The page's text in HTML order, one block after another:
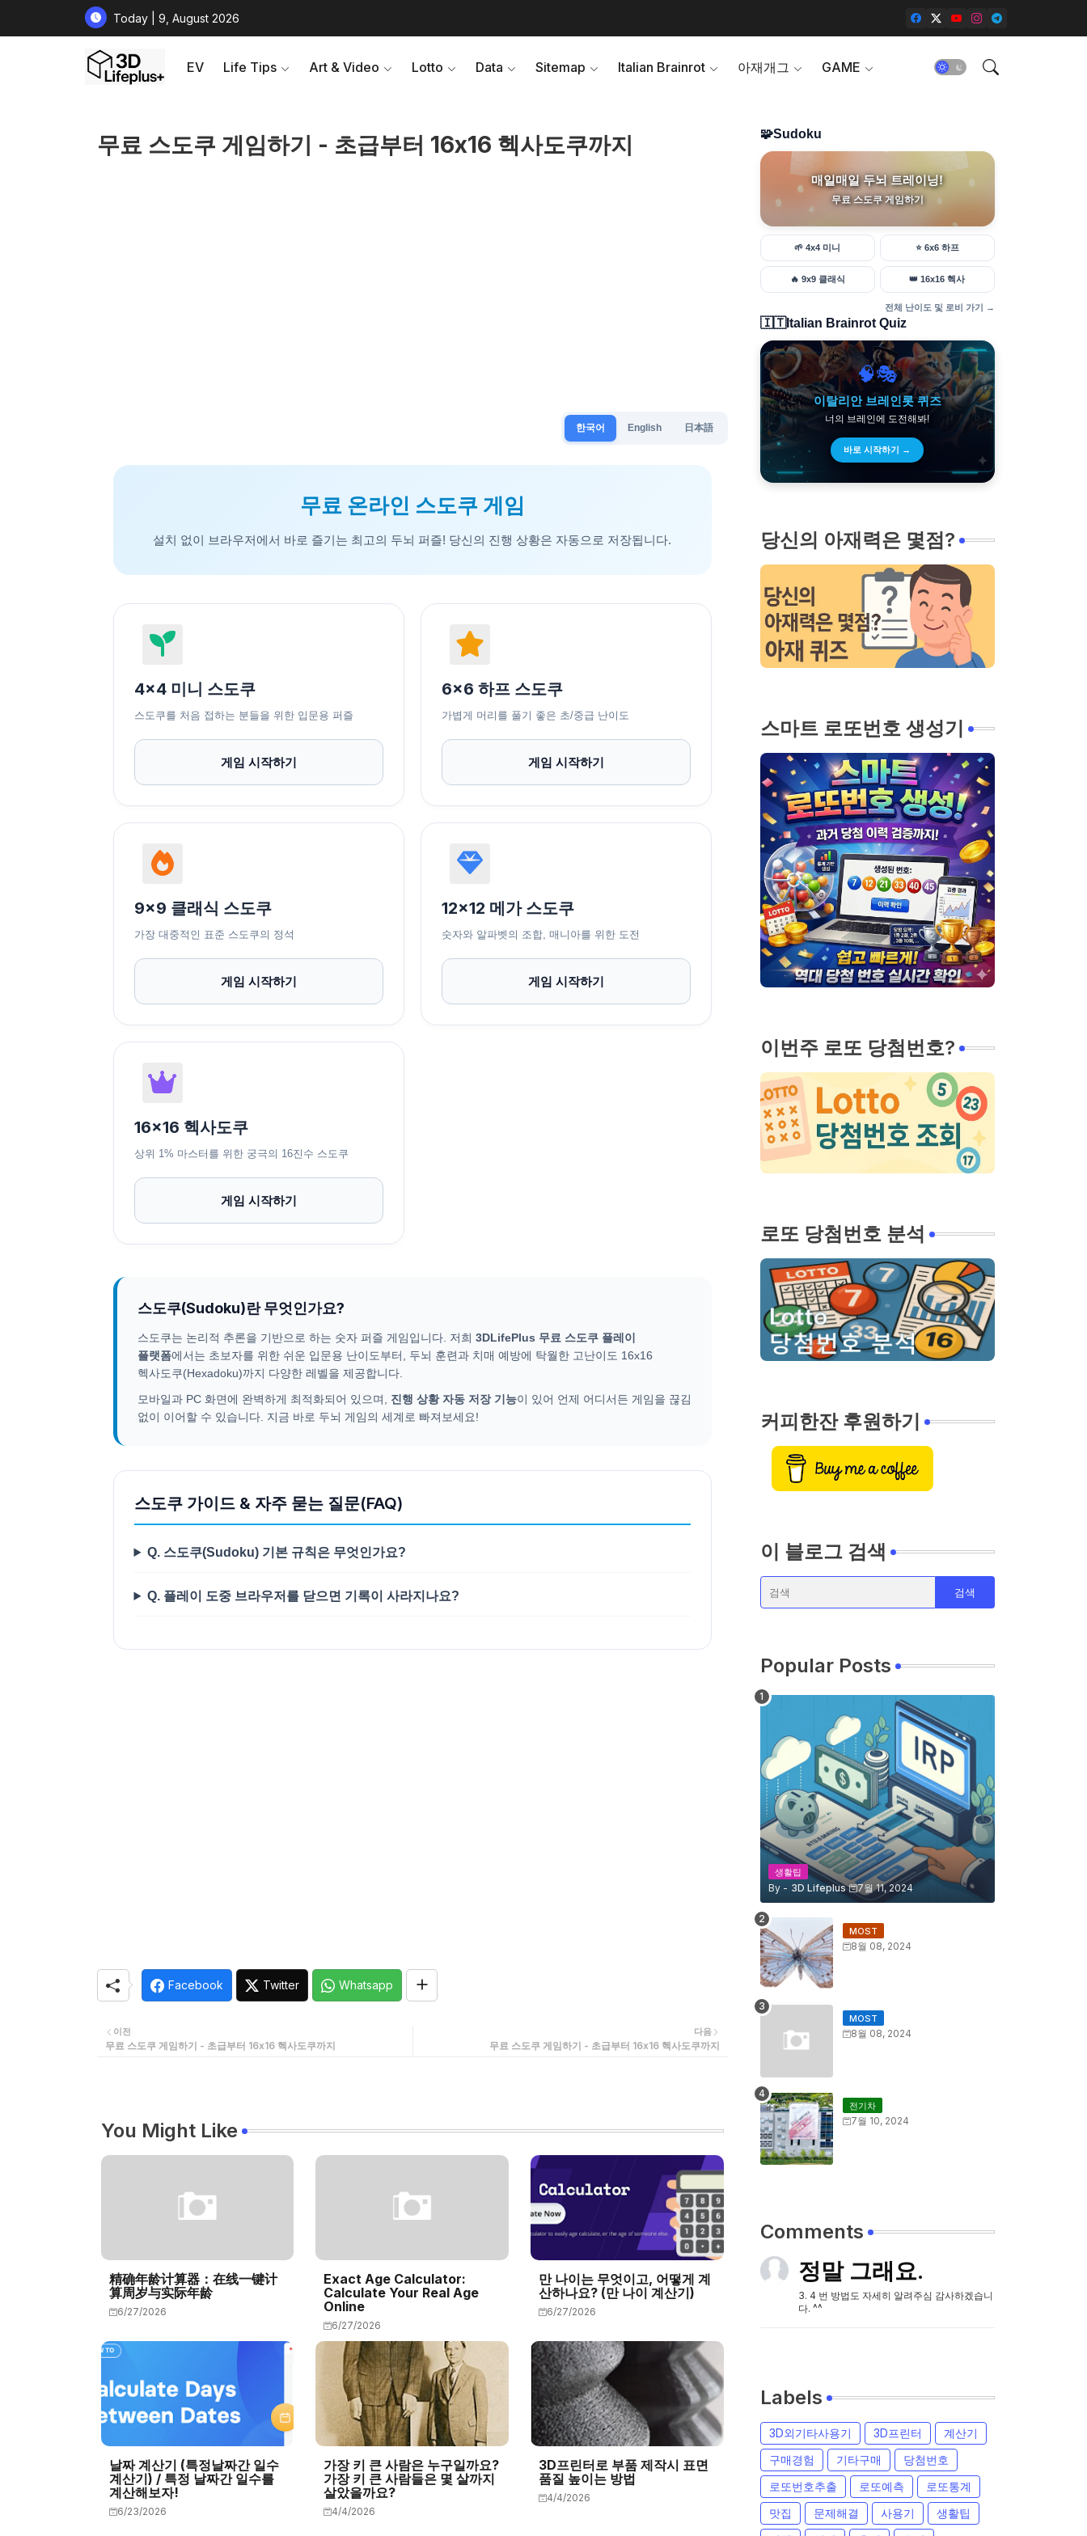
Today | 9, August 2026
EV Life Tips Art & Video Lotto Data Sitemap Italian Brainrot 아재개그 GAME
무료 스도쿠 게임하기 - 초급부터 16x16 헥사도쿠까지
한국어 English 日本語
무료 온라인 스도쿠 게임
설치 없이 브라우저에서 바로 즐기는 최고의 두뇌 퍼즐! 당신의 진행 상황은 자동으로 저장됩니다.
4x4 미니 스도쿠
스도쿠를 처음 접하는 분들을 위한 입문용 퍼즐
게임 시작하기
6x6 하프 스도쿠
가볍게 머리를 풀기 좋은 초/중급 난이도
게임 시작하기
9x9 클래식 스도쿠
가장 대중적인 표준 스도쿠의 정석
게임 시작하기
12x12 메가 스도쿠
숫자와 알파벳의 조합, 매니아를 위한 도전
게임 시작하기
16x16 헥사도쿠
상위 1% 마스터를 위한 궁극의 16진수 스도쿠
게임 시작하기
스도쿠(Sudoku)란 무엇인가요?
스도쿠는 논리적 추론을 기반으로 하는 숫자 퍼즐 게임입니다. 저희 3DLifePlus 무료 스도쿠 플레이
플랫폼에서는 초보자를 위한 쉬운 입문용 난이도부터, 두뇌 훈련과 치매 예방에 탁월한 고난이도 16x16
헥사도쿠(Hexadoku)까지 다양한 레벨을 제공합니다.
모바일과 PC 화면에 완벽하게 최적화되어 있으며, 진행 상황 자동 저장 기능이 있어 언제 어디서든 게임을 끊김
없이 이어할 수 있습니다. 지금 바로 두뇌 게임의 세계로 빠져보세요!
스도쿠 가이드 & 자주 묻는 질문(FAQ)
Q. 스도쿠(Sudoku) 기본 규칙은 무엇인가요?
Q. 플레이 도중 브라우저를 닫으면 기록이 사라지나요?
Facebook Twitter Whatsapp
다음
무료 스도쿠 게임하기 - 초급부터 16x16 헥사도쿠까지
이전
무료 스도쿠 게임하기 - 초급부터 16x16 헥사도쿠까지
You Might Like
精确年龄计算器：在线一键计
算周岁与实际年龄
6/27/2026
Exact Age Calculator:
Calculate Your Real Age
Online
6/27/2026
만 나이는 무엇이고, 어떻게 계
산하나요? (만 나이 계산기)
6/27/2026
날짜 계산기 (특정날짜간 일수
계산기) / 특정 날짜간 일수를
계산해보자!
6/23/2026
가장 키 큰 사람은 누구일까요?
가장 키 큰 사람들은 몇 살까지
살았을까요?
4/4/2026
3D프린터로 부품 제작시 표면
품질 높이는 방법
4/4/2026
🧩Sudoku
매일매일 두뇌 트레이닝!
무료 스도쿠 게임하기
🌱 4x4 미니 ⭐ 6x6 하프
🔥 9x9 클래식 👑 16x16 헥사
전체 난이도 및 로비 가기 →
🇮🇹Italian Brainrot Quiz
🧠🎭
이탈리안 브레인롯 퀴즈
너의 브레인에 도전해봐!
바로 시작하기 →
당신의 아재력은 몇점?
스마트 로또번호 생성기
이번주 로또 당첨번호?
로또 당첨번호 분석
커피한잔 후원하기
이 블로그 검색
Popular Posts
생활팁
By - 3D Lifeplus 7월 11, 2024
MOST
8월 08, 2024
MOST
8월 08, 2024
전기차
7월 10, 2024
Comments
정말 그래요.
3. 4 번 방법도 자세히 알려주심 감사하겠습니
다. ^^
Labels
3D외기타사용기 3D프린터
계산기
구매경험
기타구매
당첨번호
로또번호추출
로또예측
로또통계
맛집
문제해결 사용기
생활팁